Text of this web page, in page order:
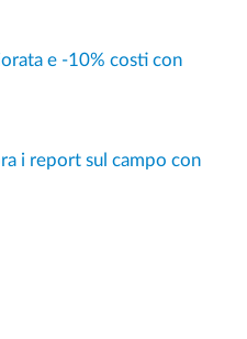
e -10% costi con
i report sul campo con